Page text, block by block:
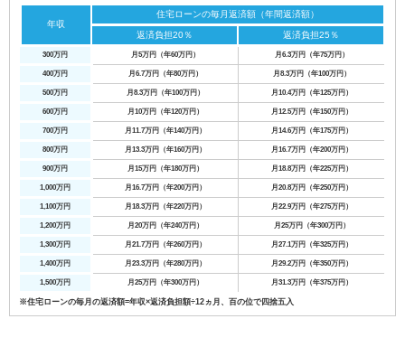
年収
住宅ローンの毎月返済額（年間返済額）
返済負担20％ 返済負担25％
300万円 月5万円（年60万円） 月6.3万円（年75万円）
400万円 月6.7万円（年80万円） 月8.3万円（年100万円）
500万円 月8.3万円（年100万円） 月10.4万円（年125万円）
600万円 月10万円（年120万円） 月12.5万円（年150万円）
700万円 月11.7万円（年140万円） 月14.6万円（年175万円）
800万円 月13.3万円（年160万円） 月16.7万円（年200万円）
900万円 月15万円（年180万円） 月18.8万円（年225万円）
1,000万円 月16.7万円（年200万円） 月20.8万円（年250万円）
1,100万円 月18.3万円（年220万円） 月22.9万円（年275万円）
1,200万円 月20万円（年240万円） 月25万円（年300万円）
1,300万円 月21.7万円（年260万円） 月27.1万円（年325万円）
1,400万円 月23.3万円（年280万円） 月29.2万円（年350万円）
1,500万円 月25万円（年300万円） 月31.3万円（年375万円）
※住宅ローンの毎月の返済額=年収×返済負担額÷12ヵ月、百の位で四捨五入